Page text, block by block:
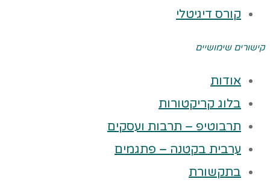
קורס דיגיטלי
קישורים שימושיים
אודות
בלוג קריקטורות
תרבוטיפ – תרבות ועסקים
ערבית בקטנה – פתגמים
בתקשורת